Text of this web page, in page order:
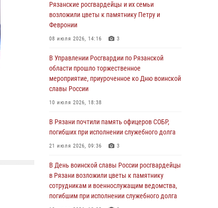
28 июля 2026, 09:22 1
При силовой поддержке ОМОН житель
Касимовского округа лишён гражданства
законодательства
27 июля 2026, 15:26
Офицер вневедомственной охраны в эфире
23 июля 2026, 09:02
В Рязани почтили память офицеров СОБР,
21 июля 2026, 09:36 3
Рязанские сотрудники лицензионно-
разрешительной работы Росгвардии подвели
результаты за 6 месяцев 2026 года (видео)
Рязанские росгвардейцы и их семьи
возложили цветы к памятнику Петру и
Февронии
08 июля 2026, 14:16 3
В Управлении Росгвардии по Рязанской
области прошло торжественное
мероприятие, приуроченное ко Дню воинской
славы России
10 июля 2026, 18:38
В Рязани почтили память офицеров СОБР,
погибших при исполнении служебного долга
21 июля 2026, 09:36 3
В День воинской славы России росгвардейцы
в Рязани возложили цветы к памятнику
сотрудникам и военнослужащим ведомства,
погибшим при исполнении служебного долга